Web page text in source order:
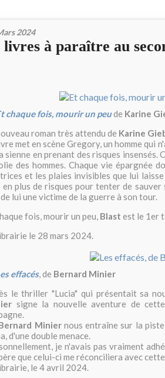
2024
livres à paraître au
chaque fois, mourir un peude Karine
roman très attendu de Karine
met en scène Gregory, un homme qui
sienne en prenant des risques insensés.
des hommes. Chaque vie épargnée
et les plaies invisibles que lui
en plus de risques pour tenter de sauver
lui une victime de la guerre à son tour.
fois, mourir un peu, Blast est le 1er
le 28 mars 2024.
effacés, de Bernard Minier
le thriller "Lucia" qui présentait sa
signe la nouvelle aventure de
Miniernous entraîne sur la piste
d'une double menace.
je n'avais pas vraiment
que celui-ci me réconciliera avec
le 4 avril 2024.